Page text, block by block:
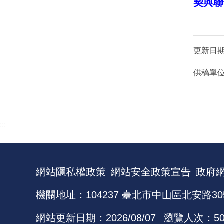
契與
更新日
供稿單
網站隱私權政策 網站安全政策宣告 政府
機關地址：104237 臺北市中山區北安路
網站更新日期： 2026/08/07 瀏覽人次：